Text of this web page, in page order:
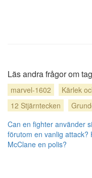
Läs andra frågor om
marvel-1602
Kärlek
12 Stjärntecken
Can en fighter använder
förutom en vanlig attack?
McClane en polis?